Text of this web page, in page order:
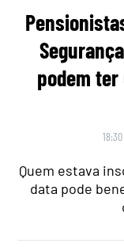
podem
Quem estava
data pode